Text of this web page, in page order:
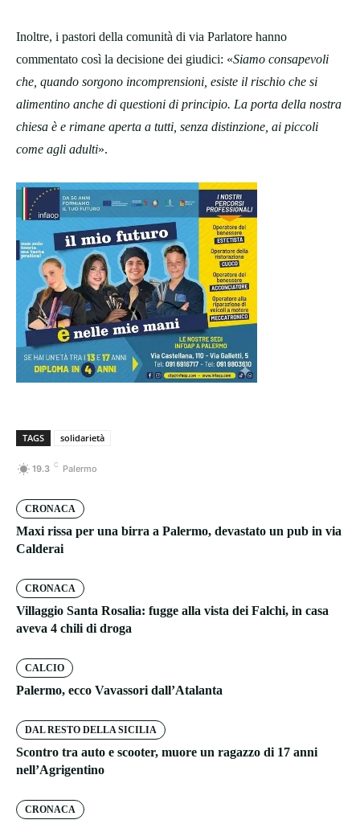
Inoltre, i pastori della comunità di via Parlatore hanno
commentato così la decisione dei giudici: «Siamo consapevoli
che, quando sorgono incomprensioni, esiste il rischio che si
alimentino anche di questioni di principio. La porta della nostra
chiesa è e rimane aperta a tutti, senza distinzione, ai piccoli
come agli adulti».
TAGS solidarietà
19.3 C Palermo
CRONACA
Maxi rissa per una birra a Palermo, devastato un pub in via
Calderai
CRONACA
Villaggio Santa Rosalia: fugge alla vista dei Falchi, in casa
aveva 4 chili di droga
CALCIO
Palermo, ecco Vavassori dall’Atalanta
DAL RESTO DELLA SICILIA
Scontro tra auto e scooter, muore un ragazzo di 17 anni
nell’Agrigentino
CRONACA